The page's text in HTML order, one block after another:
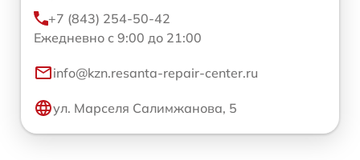
+7 (843) 254-50-42
Ежедневно с 9:00 до 21:00
info@kzn.resanta-repair-center.ru
ул. Марселя Салимжанова, 5